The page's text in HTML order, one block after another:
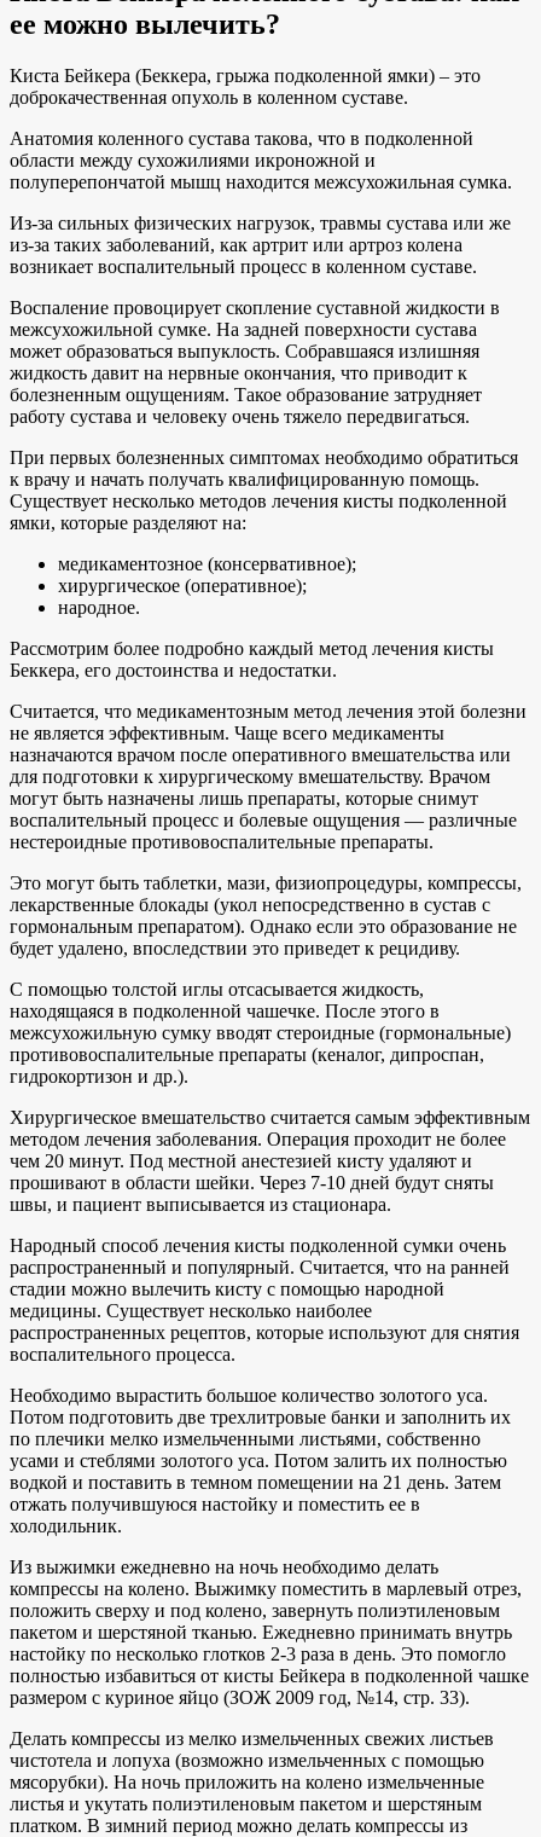
ее можно вылечить?
Киста Бейкера (Беккера, грыжа подколенной ямки) – это
доброкачественная опухоль в коленном суставе.
Анатомия коленного сустава такова, что в подколенной
области между сухожилиями икроножной и
полуперепончатой мышц находится межсухожильная сумка.
Из-за сильных физических нагрузок, травмы сустава или же
из-за таких заболеваний, как артрит или артроз колена
возникает воспалительный процесс в коленном суставе.
Воспаление провоцирует скопление суставной жидкости в
межсухожильной сумке. На задней поверхности сустава
может образоваться выпуклость. Собравшаяся излишняя
жидкость давит на нервные окончания, что приводит к
болезненным ощущениям. Такое образование затрудняет
работу сустава и человеку очень тяжело передвигаться.
При первых болезненных симптомах необходимо обратиться
к врачу и начать получать квалифицированную помощь.
Существует несколько методов лечения кисты подколенной
ямки, которые разделяют на:
медикаментозное (консервативное);
хирургическое (оперативное);
народное.
Рассмотрим более подробно каждый метод лечения кисты
Беккера, его достоинства и недостатки.
Считается, что медикаментозным метод лечения этой болезни
не является эффективным. Чаще всего медикаменты
назначаются врачом после оперативного вмешательства или
для подготовки к хирургическому вмешательству. Врачом
могут быть назначены лишь препараты, которые снимут
воспалительный процесс и болевые ощущения — различные
нестероидные противовоспалительные препараты.
Это могут быть таблетки, мази, физиопроцедуры, компрессы,
лекарственные блокады (укол непосредственно в сустав с
гормональным препаратом). Однако если это образование не
будет удалено, впоследствии это приведет к рецидиву.
С помощью толстой иглы отсасывается жидкость,
находящаяся в подколенной чашечке. После этого в
межсухожильную сумку вводят стероидные (гормональные)
противовоспалительные препараты (кеналог, дипроспан,
гидрокортизон и др.).
Хирургическое вмешательство считается самым эффективным
методом лечения заболевания. Операция проходит не более
чем 20 минут. Под местной анестезией кисту удаляют и
прошивают в области шейки. Через 7-10 дней будут сняты
швы, и пациент выписывается из стационара.
Народный способ лечения кисты подколенной сумки очень
распространенный и популярный. Считается, что на ранней
стадии можно вылечить кисту с помощью народной
медицины. Существует несколько наиболее
распространенных рецептов, которые используют для снятия
воспалительного процесса.
Необходимо вырастить большое количество золотого уса.
Потом подготовить две трехлитровые банки и заполнить их
по плечики мелко измельченными листьями, собственно
усами и стеблями золотого уса. Потом залить их полностью
водкой и поставить в темном помещении на 21 день. Затем
отжать получившуюся настойку и поместить ее в
холодильник.
Из выжимки ежедневно на ночь необходимо делать
компрессы на колено. Выжимку поместить в марлевый отрез,
положить сверху и под колено, завернуть полиэтиленовым
пакетом и шерстяной тканью. Ежедневно принимать внутрь
настойку по несколько глотков 2-3 раза в день. Это помогло
полностью избавиться от кисты Бейкера в подколенной чашке
размером с куриное яйцо (ЗОЖ 2009 год, №14, стр. 33).
Делать компрессы из мелко измельченных свежих листьев
чистотела и лопуха (возможно измельченных с помощью
мясорубки). На ночь приложить на колено измельченные
листья и укутать полиэтиленовым пакетом и шерстяным
платком. В зимний период можно делать компрессы из